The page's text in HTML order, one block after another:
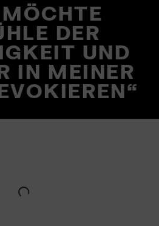
DER
UND
IN MEINER